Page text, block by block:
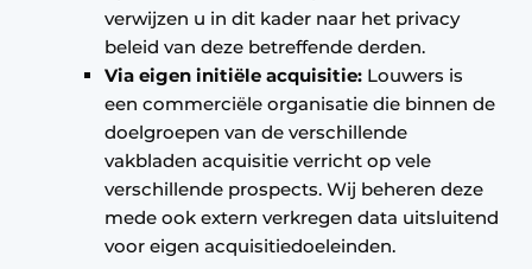
verwijzen u in dit kader naar het privacy
beleid van deze betreffende derden.
Via eigen initiële acquisitie: Louwers is
een commerciële organisatie die binnen de
doelgroepen van de verschillende
vakbladen acquisitie verricht op vele
verschillende prospects. Wij beheren deze
mede ook extern verkregen data uitsluitend
voor eigen acquisitiedoeleinden.